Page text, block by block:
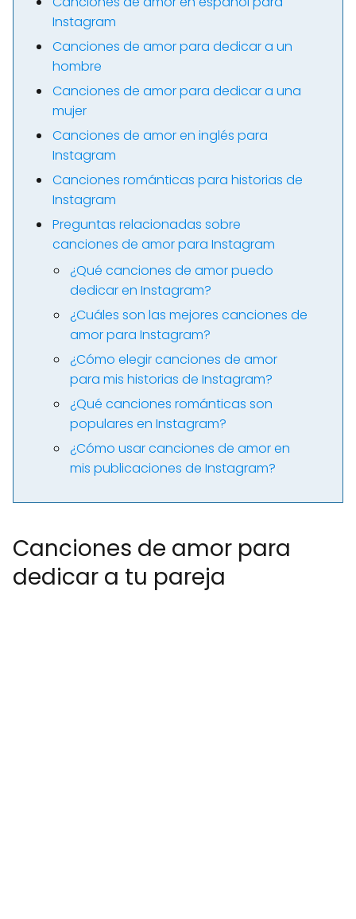
Instagram
Canciones de amor para dedicar a un
hombre
Canciones de amor para dedicar a una
mujer
Canciones de amor en inglés para
Instagram
Canciones románticas para historias de
Instagram
Preguntas relacionadas sobre
canciones de amor para Instagram
¿Qué canciones de amor puedo
dedicar en Instagram?
¿Cuáles son las mejores canciones de
amor para Instagram?
¿Cómo elegir canciones de amor
para mis historias de Instagram?
¿Qué canciones románticas son
populares en Instagram?
¿Cómo usar canciones de amor en
mis publicaciones de Instagram?
Canciones de amor para
dedicar a tu pareja